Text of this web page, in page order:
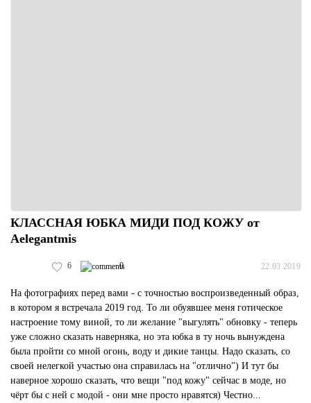
КЛАССНАЯ ЮБКА МИДИ ПОД КОЖУ от
Aelegantmis
6 0 22.03.2019
На фотографиях перед вами - с точностью воспроизведенный образ,
в котором я встречала 2019 год. То ли обуявшее меня готическое
настроение тому виной, то ли желание "выгулять" обновку - теперь
уже сложно сказать наверняка, но эта юбка в ту ночь вынуждена
была пройти со мной огонь, воду и дикие танцы. Надо сказать, со
своей нелегкой участью она справилась на "отлично") И тут бы
наверное хорошо сказать, что вещи "под кожу" сейчас в моде, но
чёрт бы с ней с модой - они мне просто нравятся) Честно...